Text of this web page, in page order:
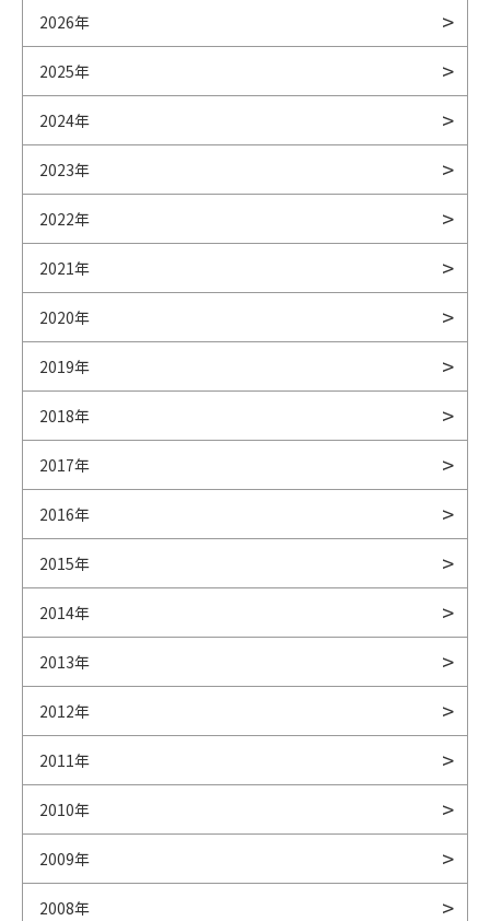
2026年
2025年
2024年
2023年
2022年
2021年
2020年
2019年
2018年
2017年
2016年
2015年
2014年
2013年
2012年
2011年
2010年
2009年
2008年